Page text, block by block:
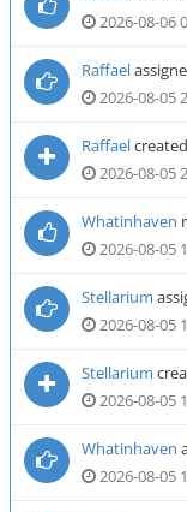
2026-08-06
Raffael
2026-08-05
Raffael
2026-08-05
Whatinhaven
2026-08-05
Stellarium
2026-08-05
Stellarium
2026-08-05
Whatinhaven
2026-08-05